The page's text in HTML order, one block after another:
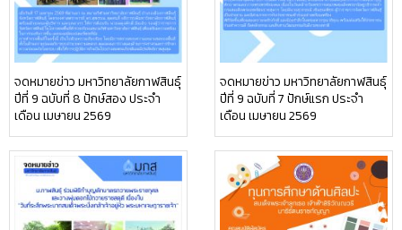
จดหมายข่าว มหาวิทยาลัยกาฬสินธุ์
ปีที่ 9 ฉบับที่ 8 ปักษ์สอง ประจำ
เดือน เมษายน 2569
จดหมายข่าว มหาวิทยาลัยกาฬสินธุ์
ปีที่ 9 ฉบับที่ 7 ปักษ์แรก ประจำ
เดือน เมษายน 2569